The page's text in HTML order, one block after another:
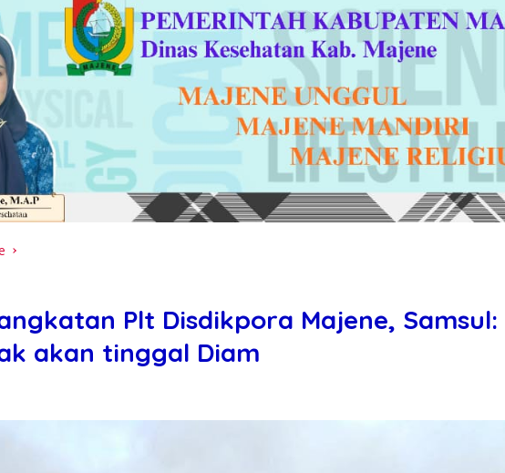
Plt Disdikpora Majene, Samsul:
akan tinggal Diam